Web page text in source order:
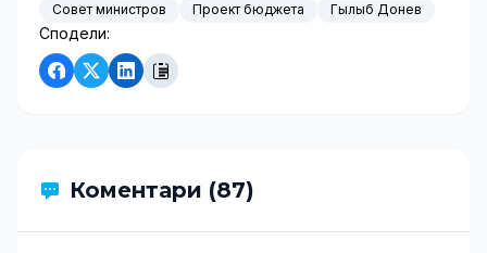
Совет министров
Проект бюджета Гылыб Донев
Сподели:
Коментари (87)